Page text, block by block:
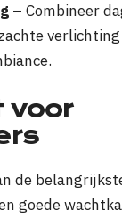
– Combineer
verlichting
voor
de
goede